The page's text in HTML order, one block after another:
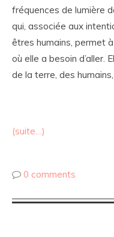
fréquences de lumière
qui, associée aux
êtres humains, permet
où elle a besoin d’aller.
de la terre, des
(suite…)
0 comments